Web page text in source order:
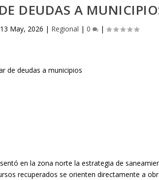
DEUDAS A
13 May, 2026 | Regional | 0 |
en la zona norte la estrategia de
recuperados se orienten directamente a